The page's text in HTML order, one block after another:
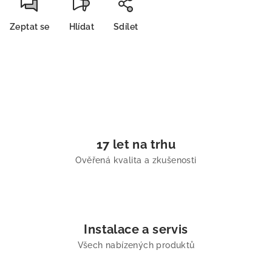
Zeptat se Hlídat Sdílet
17 let na trhu
Ověřená kvalita a zkušenosti
Instalace a servis
Všech nabízených produktů